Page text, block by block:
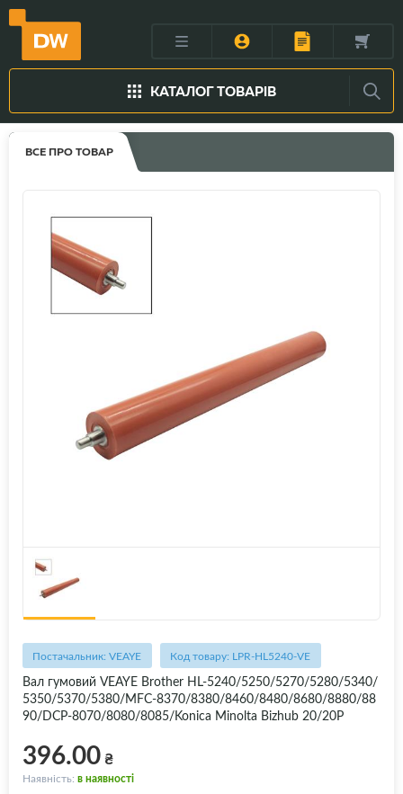
КАТАЛОГ ТОВАРІВ
ВСЕ ПРО ТОВАР
Постачальник: VEAYE Код товару: LPR-HL5240-VE
Вал гумовий VEAYE Brother HL-5240/5250/5270/5280/5340/
5350/5370/5380/MFC-8370/8380/8460/8480/8680/8880/88
90/DCP-8070/8080/8085/Konica Minolta Bizhub 20/20P
396.00₴
Наявність: в наявності